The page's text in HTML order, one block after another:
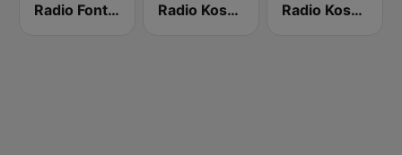
Radio Fontana Radio Kosova e Lirë 94.2 FM Radio Kosova 1